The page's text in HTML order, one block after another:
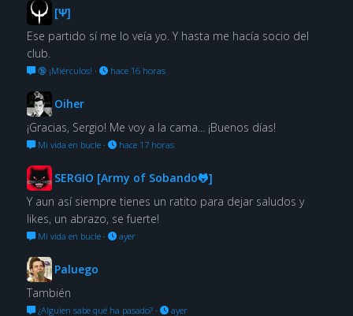
[Ψ]
Ese partido sí me lo veía yo. Y hasta me hacía socio del
club.
🔞 ¡Miérculos! · hace 16 horas
Oiher
¡Gracias, Sergio! Me voy a la cama... ¡Buenos días!
Mi vida en bucle· hace 17 horas
SERGIO [Army of Sobando🐸]
Y aun así siempre tienes un ratito para dejar saludos y
likes, un abrazo, se fuerte!
Mi vida en bucle· ayer
Paluego
También
¿Alguien sabe qué ha pasado?· ayer